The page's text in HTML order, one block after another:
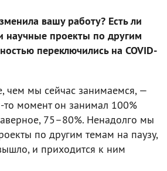
вашу работу? Есть ли
научные проекты по другим
переключились на COVID-
чем мы сейчас занимаемся, —
то момент он занимал 100%
75–80%. Ненадолго мы
по другим темам на паузу,
и приходится к ним